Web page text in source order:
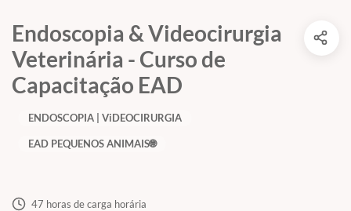
Endoscopia & Videocirurgia
Veterinária - Curso de
Capacitação EAD
ENDOSCOPIA | ViDEOCIRURGIA
EAD PEQUENOS ANIMAIS🌐
47 horas de carga horária